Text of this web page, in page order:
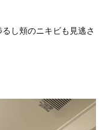
し頬のニキビも見逃さ